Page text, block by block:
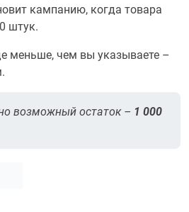
кампанию, когда товара
штук.
меньше, чем вы указываете –
возможный остаток – 1 000